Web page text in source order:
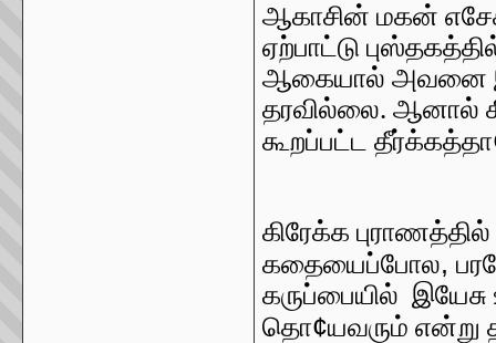
ஆகாசின் மகன்
ஏற்பாட்டு
ஆகையால் அவனை
தரவில்லை. ஆனால்
கூறப்பட்ட தீர்க்கத்தா
கிரேக்க புராணத்தில்
கதையைப்போல,
கருப்பையில்
தொ¢யவரும் என்று